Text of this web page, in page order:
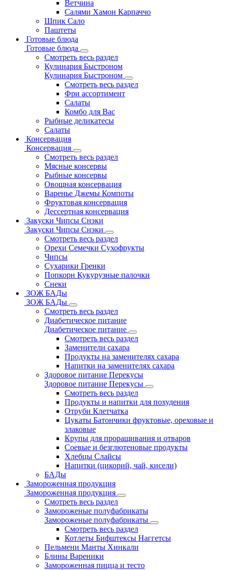
Ветчина
Салями Хамон Карпаччо
Шпик Сало
Паштеты
Готовые блюда
Готовые блюда
Смотреть весь раздел
Кулинария Быстроном
Кулинария Быстроном
Смотреть весь раздел
Фри ассортимент
Салаты
Комбо для Вас
Рыбные деликатесы
Салаты
Консервация
Консервация
Смотреть весь раздел
Мясные консервы
Рыбные консервы
Овощная консервация
Варенье Джемы Компоты
Фруктовая консервация
Дессертная консервация
Закуски Чипсы Снэки
Закуски Чипсы Снэки
Смотреть весь раздел
Орехи Семечки Сухофрукты
Чипсы
Сухарики Гренки
Попкорн Кукурузные палочки
Снеки
ЗОЖ БАДы
ЗОЖ БАДы
Смотреть весь раздел
Диабетическое питание
Диабетическое питание
Смотреть весь раздел
Заменители сахара
Продукты на заменителях сахара
Напитки на заменителях сахара
Здоровое питание Перекусы
Здоровое питание Перекусы
Смотреть весь раздел
Продукты и напитки для похудения
Отруби Клетчатка
Цукаты Батончики фруктовые, ореховые и
злаковые
Крупы для проращивания и отваров
Соевые и безглютеновые продукты
Хлебцы Слайсы
Напитки (цикорий, чай, кисели)
БАДы
Замороженная продукция
Замороженная продукция
Смотреть весь раздел
Замороженые полуфабрикаты
Замороженые полуфабрикаты
Смотреть весь раздел
Котлеты Бифштексы Наггетсы
Пельмени Манты Хинкали
Блины Вареники
Замороженная пицца и тесто